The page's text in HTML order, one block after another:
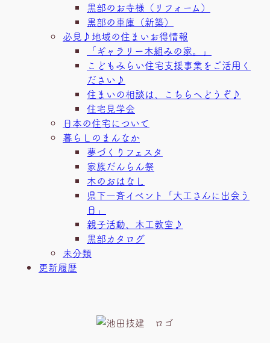
黒部のお寺様（リフォーム）
黒部の車庫（新築）
必見♪地域の住まいお得情報
「ギャラリー木組みの家。」
こどもみらい住宅支援事業をご活用く
ださい♪
住まいの相談は、こちらへどうぞ♪
住宅見学会
日本の住宅について
暮らしのまんなか
夢づくりフェスタ
家族だんらん祭
木のおはなし
県下一斉イベント「大工さんに出会う
日」
親子活動、木工教室♪
黒部カタログ
未分類
更新履歴